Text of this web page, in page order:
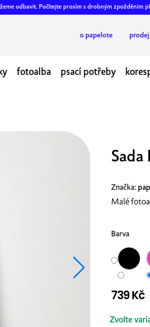
odbavit. Počítejte prosím s drobným zpožděním
o papelote
fotoalba psací potřeby
Značka:
Malé
Barva
739 Kč
Měrná
Zvolte